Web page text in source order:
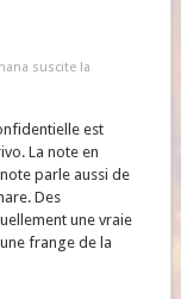
suscite la
est
La note en
parle aussi de
Des
une vraie
frange de la